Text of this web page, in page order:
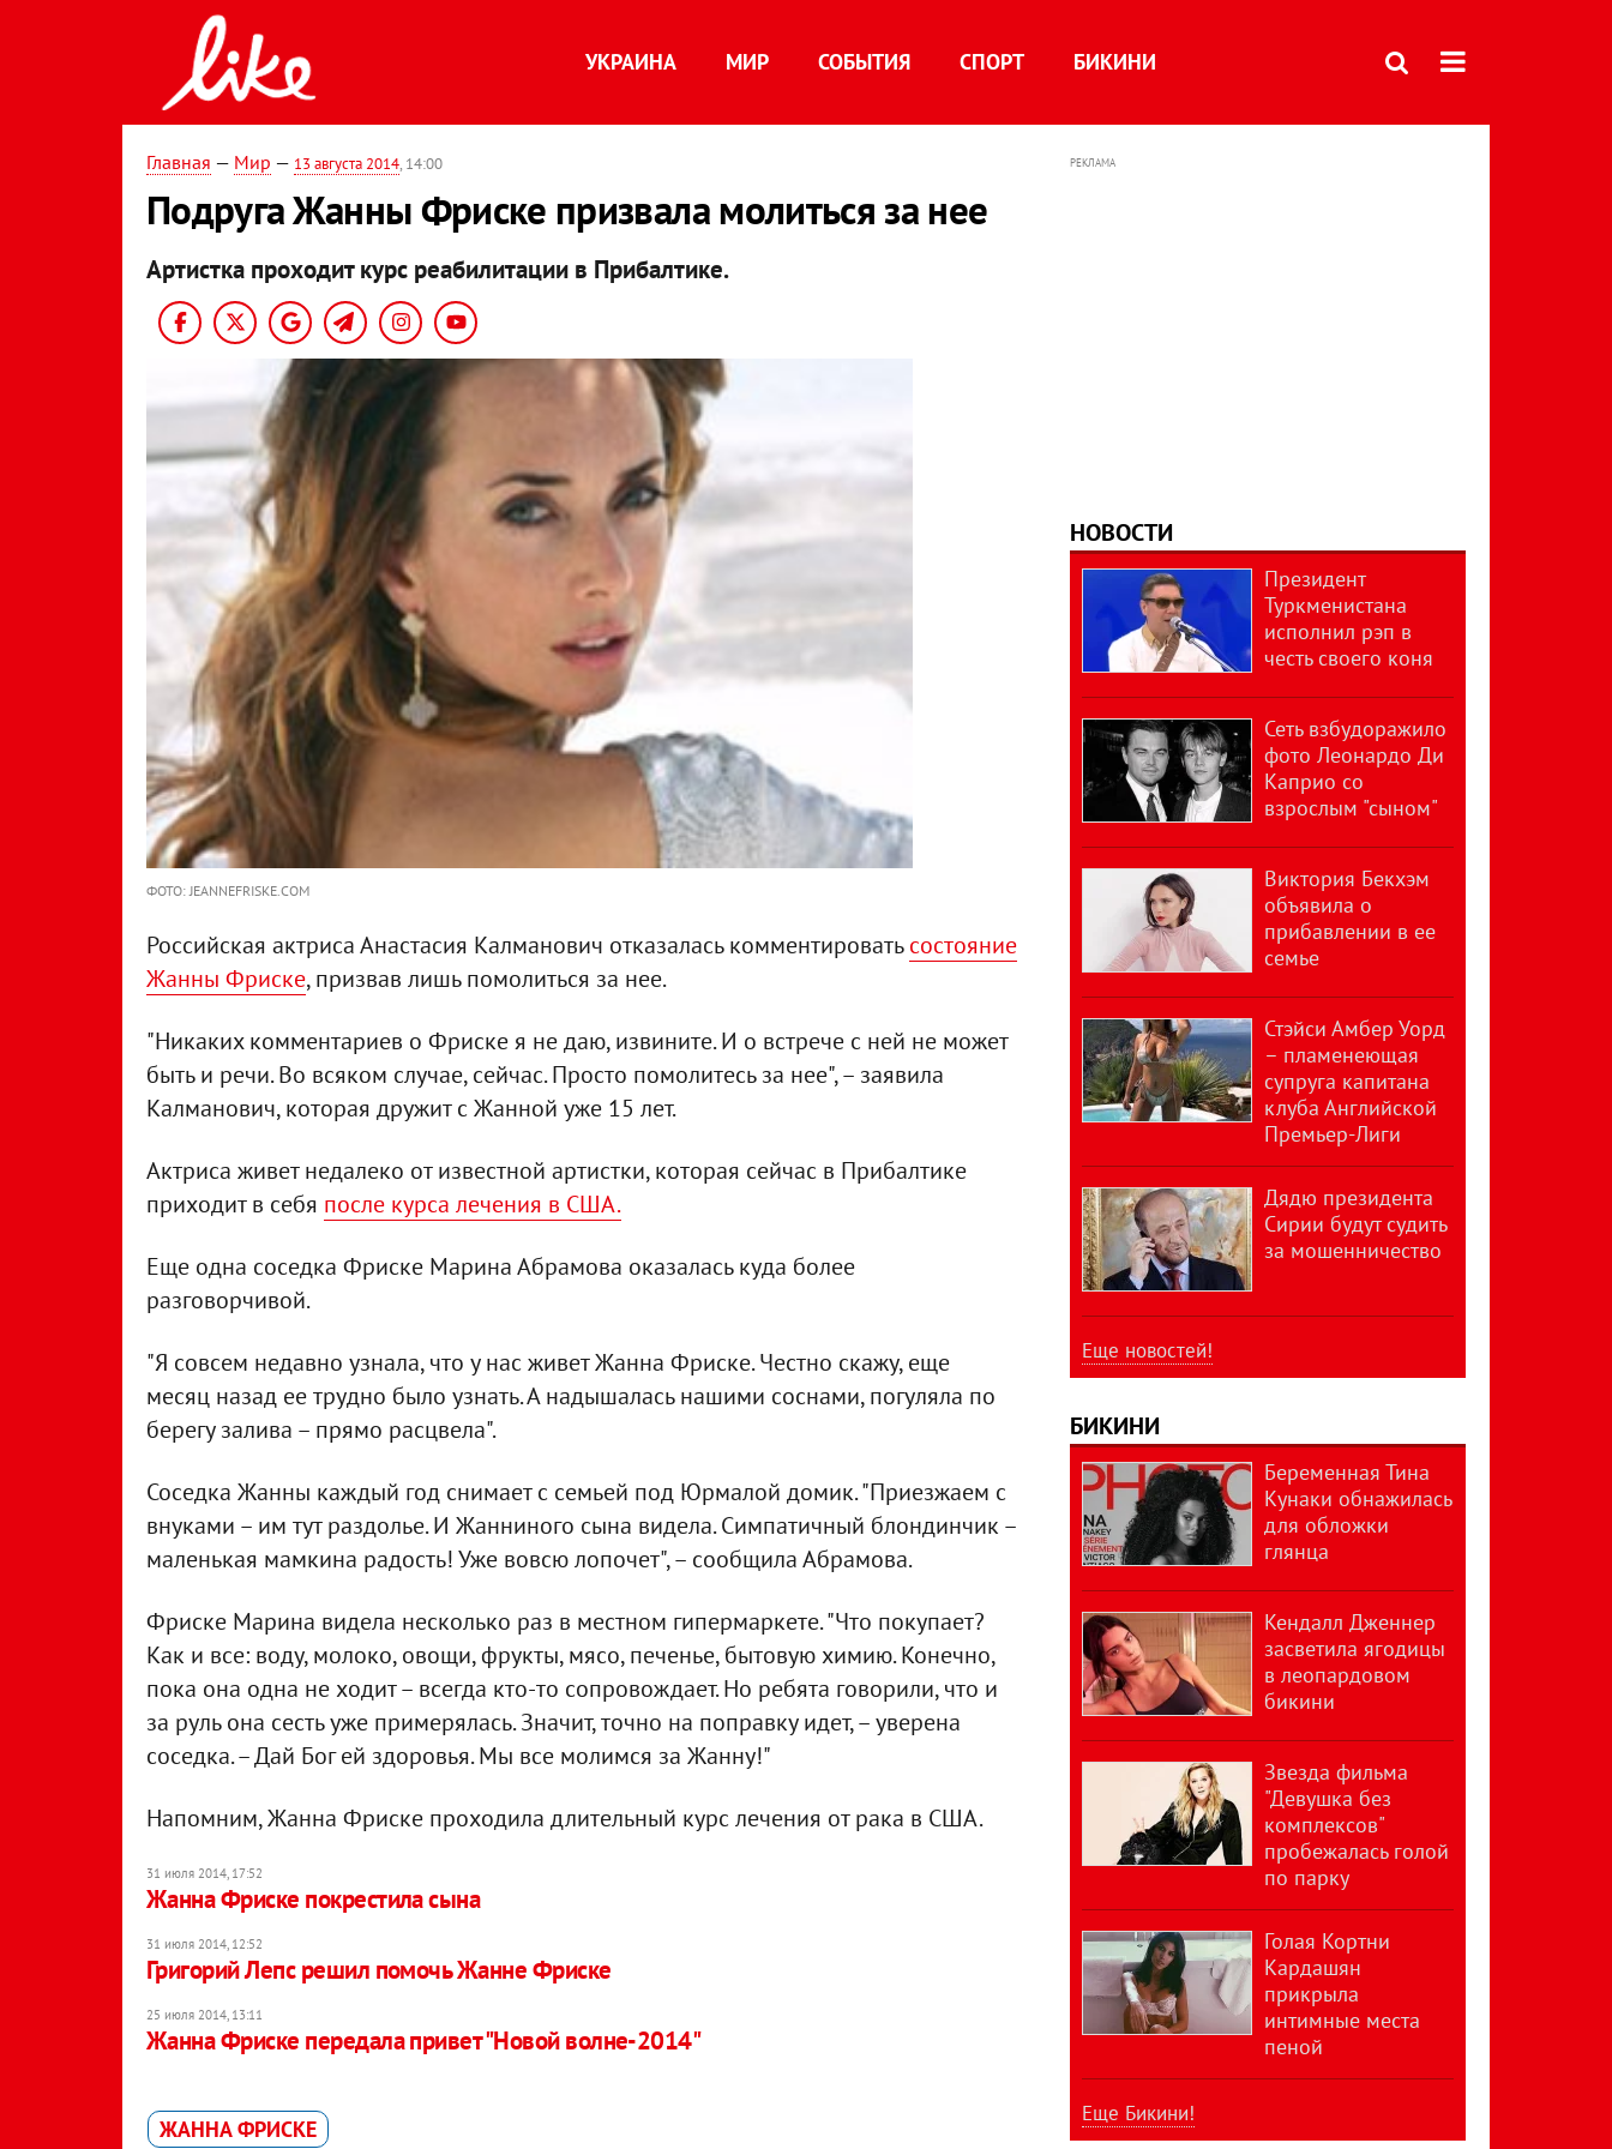
УКРАИНА МИР СОБЫТИЯ СПОРТ БИКИНИ
Главная — Мир — 13 августа 2014, 14:00
Подруга Жанны Фриске призвала молиться за нее
Артистка проходит курс реабилитации в Прибалтике.
ФОТО: JEANNEFRISKE.COM
Российская актриса Анастасия Калманович отказалась комментироватьсостояние
Жанны Фриске, призвав лишь помолиться за нее.
"Никаких комментариев о Фриске я не даю, извините. И о встрече с ней не может
быть и речи. Во всяком случае, сейчас. Просто помолитесь за нее", – заявила
Калманович, которая дружит с Жанной уже 15 лет.
Актриса живет недалеко от известной артистки, которая сейчас в Прибалтике
приходит в себя после курса лечения в США.
Еще одна соседка Фриске Марина Абрамова оказалась куда более
разговорчивой.
"Я совсем недавно узнала, что у нас живет Жанна Фриске. Честно скажу, еще
месяц назад ее трудно было узнать. А надышалась нашими соснами, погуляла по
берегу залива – прямо расцвела".
Соседка Жанны каждый год снимает с семьей под Юрмалой домик. "Приезжаем с
внуками – им тут раздолье. И Жанниного сына видела. Симпатичный блондинчик –
маленькая мамкина радость! Уже вовсю лопочет", – сообщила Абрамова.
Фриске Марина видела несколько раз в местном гипермаркете. "Что покупает?
Как и все: воду, молоко, овощи, фрукты, мясо, печенье, бытовую химию. Конечно,
пока она одна не ходит – всегда кто-то сопровождает. Но ребята говорили, что и
за руль она сесть уже примерялась. Значит, точно на поправку идет, – уверена
соседка. – Дай Бог ей здоровья. Мы все молимся за Жанну!"
Напомним, Жанна Фриске проходила длительный курс лечения от рака в США.
31 июля 2014, 17:52
Жанна Фриске покрестила сына
31 июля 2014, 12:52
Григорий Лепс решил помочь Жанне Фриске
25 июля 2014, 13:11
Жанна Фриске передала привет "Новой волне-2014"
ЖАННА ФРИСКЕ
РЕКЛАМА
НОВОСТИ
Президент
Туркменистана
исполнил рэп в
честь своего коня
Сеть взбудоражило
фото Леонардо Ди
Каприо со
взрослым "сыном"
Виктория Бекхэм
объявила о
прибавлении в ее
семье
Стэйси Амбер Уорд
– пламенеющая
супруга капитана
клуба Английской
Премьер-Лиги
Дядю президента
Сирии будут судить
за мошенничество
Еще новостей!
БИКИНИ
Беременная Тина
Кунаки обнажилась
для обложки
глянца
Кендалл Дженнер
засветила ягодицы
в леопардовом
бикини
Звезда фильма
"Девушка без
комплексов"
пробежалась голой
по парку
Голая Кортни
Кардашян
прикрыла
интимные места
пеной
Еще Бикини!